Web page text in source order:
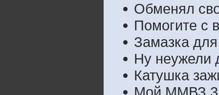
Обменял
Помогите с
Замазка
Ну неужели
Катушка